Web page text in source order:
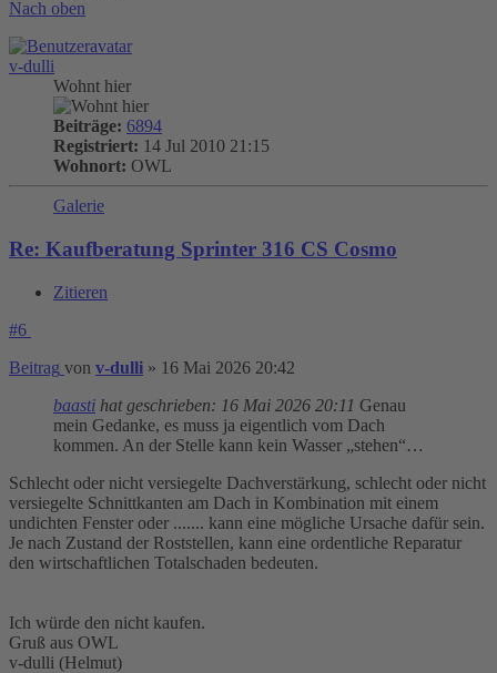
Nach oben
v-dulli
Wohnt hier
Beiträge: 6894
Registriert: 14 Jul 2010 21:15
Wohnort: OWL
Galerie
Re: Kaufberatung Sprinter 316 CS Cosmo
Zitieren
#6
Beitrag von v-dulli » 16 Mai 2026 20:42
baasti hat geschrieben: 16 Mai 2026 20:11 Genau
mein Gedanke, es muss ja eigentlich vom Dach
kommen. An der Stelle kann kein Wasser „stehen“…
Schlecht oder nicht versiegelte Dachverstärkung, schlecht oder nicht
versiegelte Schnittkanten am Dach in Kombination mit einem
undichten Fenster oder ....... kann eine mögliche Ursache dafür sein.
Je nach Zustand der Roststellen, kann eine ordentliche Reparatur
den wirtschaftlichen Totalschaden bedeuten.
Ich würde den nicht kaufen.
Gruß aus OWL
v-dulli (Helmut)